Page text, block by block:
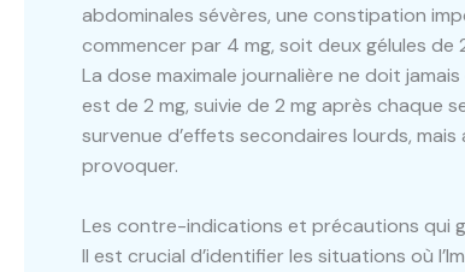
abdominales sévères, une constipation
commencer par 4 mg, soit deux gélules de
La dose maximale journalière ne doit
est de 2 mg, suivie de 2 mg après chaque
survenue d’effets secondaires lourds,
provoquer.
Les contre-indications et précautions qui
Il est crucial d’identifier les situations où